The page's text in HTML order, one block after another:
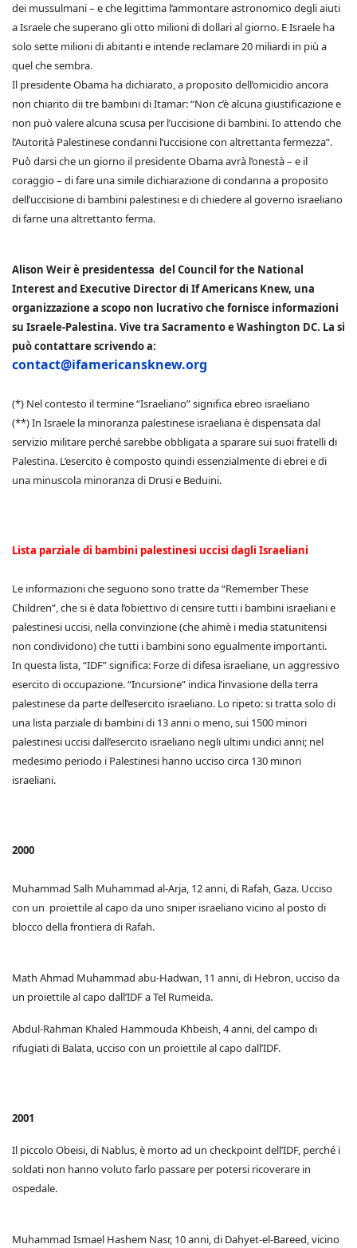
dei mussulmani – e che legittima l’ammontare astronomico degli aiuti
a Israele che superano gli otto milioni di dollari al giorno. E Israele ha
solo sette milioni di abitanti e intende reclamare 20 miliardi in più a
quel che sembra.
Il presidente Obama ha dichiarato, a proposito dell’omicidio ancora
non chiarito dii tre bambini di Itamar: “Non c’è alcuna giustificazione e
non può valere alcuna scusa per l’uccisione di bambini. Io attendo che
l’Autorità Palestinese condanni l’uccisione con altrettanta fermezza”.
Può darsi che un giorno il presidente Obama avrà l’onestà – e il
coraggio – di fare una simile dichiarazione di condanna a proposito
dell’uccisione di bambini palestinesi e di chiedere al governo israeliano
di farne una altrettanto ferma.
Alison Weir è presidentessa del Council for the National
Interest and Executive Director di If Americans Knew, una
organizzazione a scopo non lucrativo che fornisce informazioni
su Israele-Palestina. Vive tra Sacramento e Washington DC. La si
può contattare scrivendo a:
contact@ifamericansknew.org
(*) Nel contesto il termine “Israeliano” significa ebreo israeliano
(**) In Israele la minoranza palestinese israeliana è dispensata dal
servizio militare perché sarebbe obbligata a sparare sui suoi fratelli di
Palestina. L’esercito è composto quindi essenzialmente di ebrei e di
una minuscola minoranza di Drusi e Beduini.
Lista parziale di bambini palestinesi uccisi dagli Israeliani
Le informazioni che seguono sono tratte da “Remember These
Children”, che si è data l’obiettivo di censire tutti i bambini israeliani e
palestinesi uccisi, nella convinzione (che ahimè i media statunitensi
non condividono) che tutti i bambini sono egualmente importanti.
In questa lista, “IDF” significa: Forze di difesa israeliane, un aggressivo
esercito di occupazione. “Incursione” indica l’invasione della terra
palestinese da parte dell’esercito israeliano. Lo ripeto: si tratta solo di
una lista parziale di bambini di 13 anni o meno, sui 1500 minori
palestinesi uccisi dall’esercito israeliano negli ultimi undici anni; nel
medesimo periodo i Palestinesi hanno ucciso circa 130 minori
israeliani.
2000
Muhammad Salh Muhammad al-Arja, 12 anni, di Rafah, Gaza. Ucciso
con un proiettile al capo da uno sniper israeliano vicino al posto di
blocco della frontiera di Rafah.
Math Ahmad Muhammad abu-Hadwan, 11 anni, di Hebron, ucciso da
un proiettile al capo dall’IDF a Tel Rumeida.
Abdul-Rahman Khaled Hammouda Khbeish, 4 anni, del campo di
rifugiati di Balata, ucciso con un proiettile al capo dall’IDF.
2001
Il piccolo Obeisi, di Nablus, è morto ad un checkpoint dell’IDF, perché i
soldati non hanno voluto farlo passare per potersi ricoverare in
ospedale.
Muhammad Ismael Hashem Nasr, 10 anni, di Dahyet-el-Bareed, vicino